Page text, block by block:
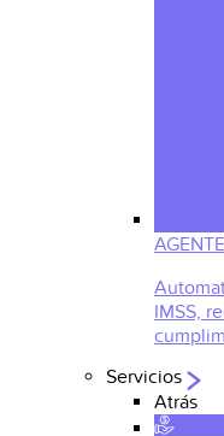
IMSS,
Servicios
Atrás